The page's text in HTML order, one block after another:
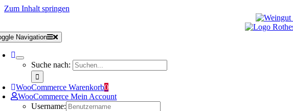
Zum Inhalt springen
Navigation
Suche nach:
WooCommerce Warenkorb0
WooCommerce Mein Account
Username: